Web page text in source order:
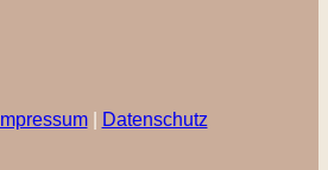
Impressum| Datenschutz